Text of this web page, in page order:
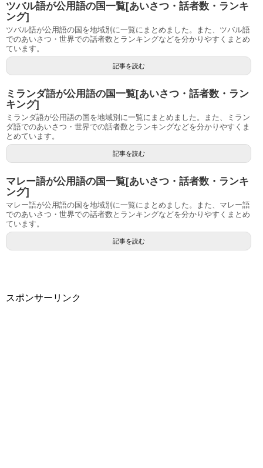
ツバル語が公用語の国一覧[あいさつ・話者数・ランキ
ング]
ツバル語が公用語の国を地域別に一覧にまとめました。また、ツバル語
でのあいさつ・世界での話者数とランキングなどを分かりやすくまとめ
ています。
記事を読む
ミランダ語が公用語の国一覧[あいさつ・話者数・ラン
キング]
ミランダ語が公用語の国を地域別に一覧にまとめました。また、ミラン
ダ語でのあいさつ・世界での話者数とランキングなどを分かりやすくま
とめています。
記事を読む
マレー語が公用語の国一覧[あいさつ・話者数・ランキ
ング]
マレー語が公用語の国を地域別に一覧にまとめました。また、マレー語
でのあいさつ・世界での話者数とランキングなどを分かりやすくまとめ
ています。
記事を読む
スポンサーリンク